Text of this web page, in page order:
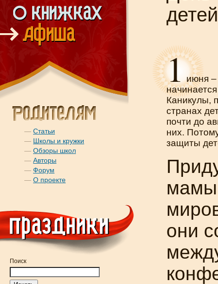
— Статьи
— Школы и кружки
— Обзоры школ
— Авторы
— Форум
— О проекте
Поиск
1июня –
Каникулы,
странах
почти до
них.
защиты
они